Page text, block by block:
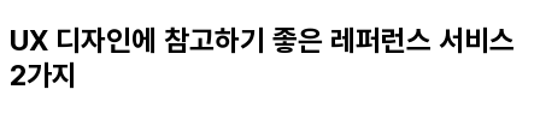
UX 디자인에 참고하기 좋은 레퍼런스 서비스
2가지